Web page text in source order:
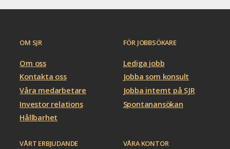
OM SJR
Om oss
Kontakta oss
Våra medarbetare
Investor relations
Hållbarhet
FÖR JOBBSÖKARE
Lediga jobb
Jobba som konsult
Jobba internt på SJR
Spontanansökan
VÅRT ERBJUDANDE VÅRA KONTOR